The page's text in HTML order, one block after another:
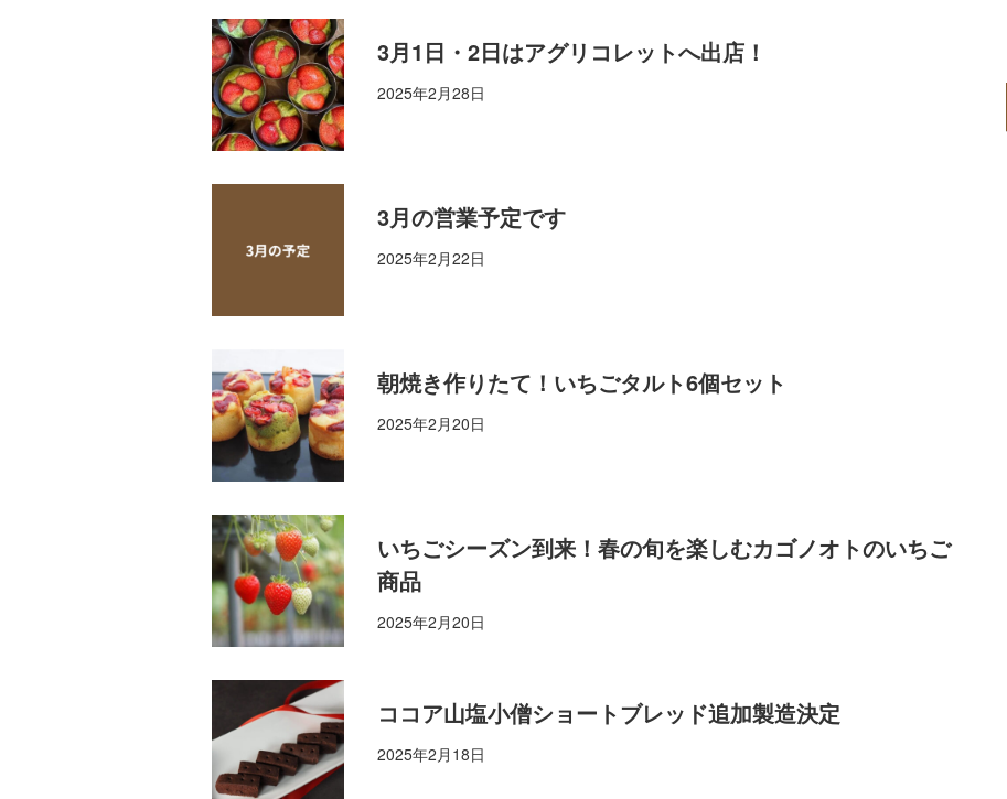
3月1日・2日はアグリコレットへ出店！
2025年2月28日
3月の営業予定です
2025年2月22日
朝焼き作りたて！いちごタルト6個セット
2025年2月20日
いちごシーズン到来！春の旬を楽しむカゴノオトのいちご
商品
2025年2月20日
ココア山塩小僧ショートブレッド追加製造決定
2025年2月18日